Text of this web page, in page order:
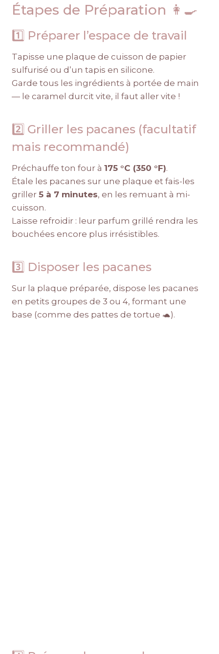
Étapes de Préparation 👩‍🍳
1️⃣ Préparer l’espace de travail
Tapisse une plaque de cuisson de papier
sulfurisé ou d’un tapis en silicone.
Garde tous les ingrédients à portée de main
— le caramel durcit vite, il faut aller vite !
2️⃣ Griller les pacanes (facultatif
mais recommandé)
Préchauffe ton four à 175 °C (350 °F).
Étale les pacanes sur une plaque et fais-les
griller 5 à 7 minutes, en les remuant à mi-
cuisson.
Laisse refroidir : leur parfum grillé rendra les
bouchées encore plus irrésistibles.
3️⃣ Disposer les pacanes
Sur la plaque préparée, dispose les pacanes
en petits groupes de 3 ou 4, formant une
base (comme des pattes de tortue 🐢).